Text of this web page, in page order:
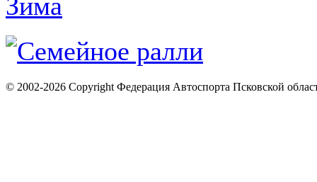
© 2002-2026 Copyright Федерация Автоспорта Псковской